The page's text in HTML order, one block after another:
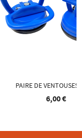
PAIRE DE VENTOUSES
6,00 €